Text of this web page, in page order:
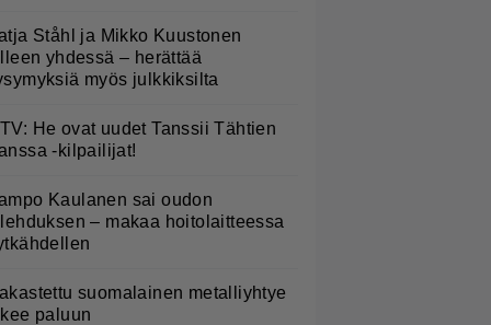
Ståhl ja Mikko Kuustonen
yhdessä – herättää
myös julkkiksilta
He ovat uudet Tanssii Tähtien
-kilpailijat!
Kaulanen sai oudon
– makaa hoitolaitteessa
suomalainen metalliyhtye
paluun